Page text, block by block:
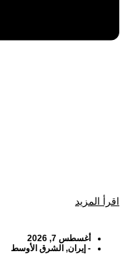
اقرأ المزيد
أغسطس 7, 2026
- إيران, الشرق الأوسط